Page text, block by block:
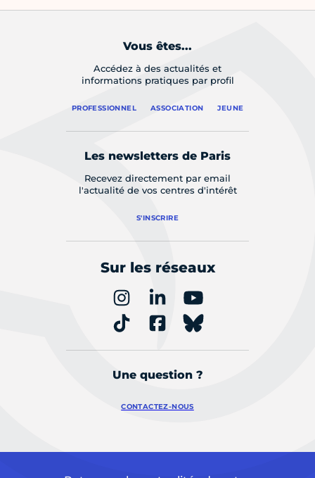
Vous êtes...
Accédez à des actualités et
informations pratiques par profil
PROFESSIONNEL ASSOCIATION JEUNE
Les newsletters de Paris
Recevez directement par email
l'actualité de vos centres d'intérêt
S'INSCRIRE
Sur les réseaux
Une question ?
CONTACTEZ-NOUS